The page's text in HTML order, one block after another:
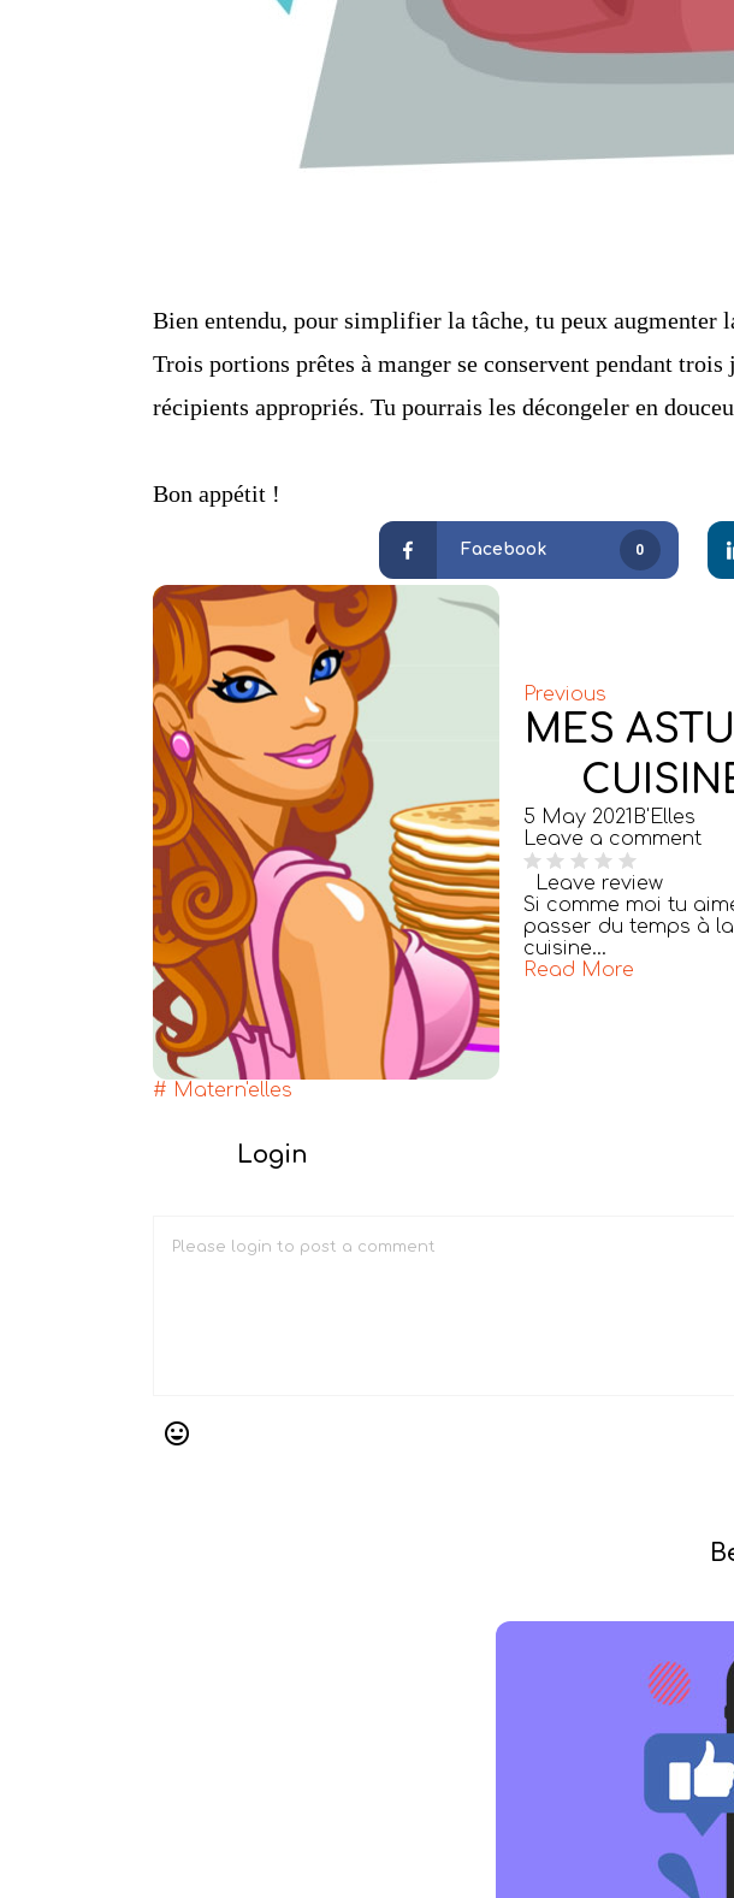
Bien entendu, pour simplifier la tâche, tu peux augmenter
Trois portions prêtes à manger se conservent pendant
récipients appropriés. Tu pourrais les décongeler en
Bon appétit !
Facebook 0
Previous
MES
5 May 2021 B'Elles
Leave a comment
Leave review
Si comme moi tu
passer du temps à la
cuisine...
Read More
# Matern'elles
Login